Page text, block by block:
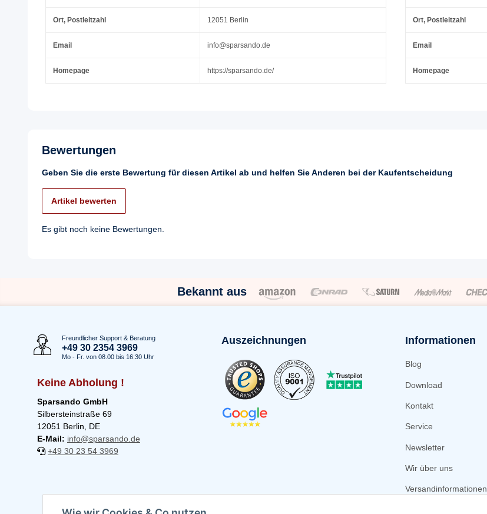
Ort, Postleitzahl 12051 Berlin
Email info@sparsando.de
Homepage https://sparsando.de/
Ort, Postleitzahl
Email
Homepage
Bewertungen
Geben Sie die erste Bewertung für diesen Artikel ab und helfen Sie Anderen bei der Kaufentscheidung
Artikel bewerten
Es gibt noch keine Bewertungen.
Bekannt aus
Freundlicher Support & Beratung
+49 30 2354 3969
Mo - Fr. von 08.00 bis 16:30 Uhr
Keine Abholung !
Sparsando GmbH
Silbersteinstraße 69
12051 Berlin, DE
E-Mail: info@sparsando.de
+49 30 23 54 3969
Auszeichnungen Informationen
Blog
Download
Kontakt
Service
Newsletter
Wir über uns
Versandinformationen